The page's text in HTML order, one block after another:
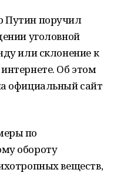
Путин поручил
уголовной
или склонение к
Об этом
официальный сайт
по
обороту
веществ,